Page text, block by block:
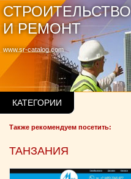
www.sr-catalog.com
СТРОИТЕЛЬСТВО
И РЕМОНТ
КАТЕГОРИИ
Также рекомендуем посетить:
ТАНЗАНИЯ